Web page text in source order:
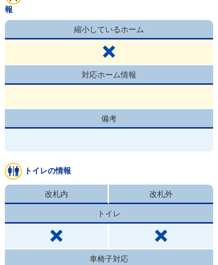
報
縮小しているホーム
対応ホーム情報
備考
トイレの情報
改札内 改札外
トイレ
車椅子対応